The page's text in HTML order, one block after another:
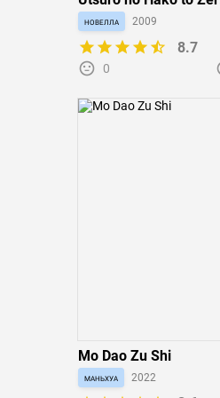
no Maria
новелла 2009
8.7
0
Mo Dao Zu Shi
маньхуа 2022